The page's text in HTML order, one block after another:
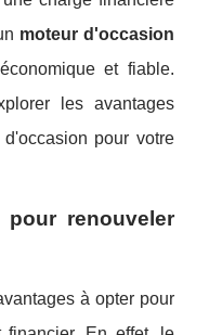
moteur d'occasion
et fiable.
les avantages
pour votre
pour renouveler
à opter pour